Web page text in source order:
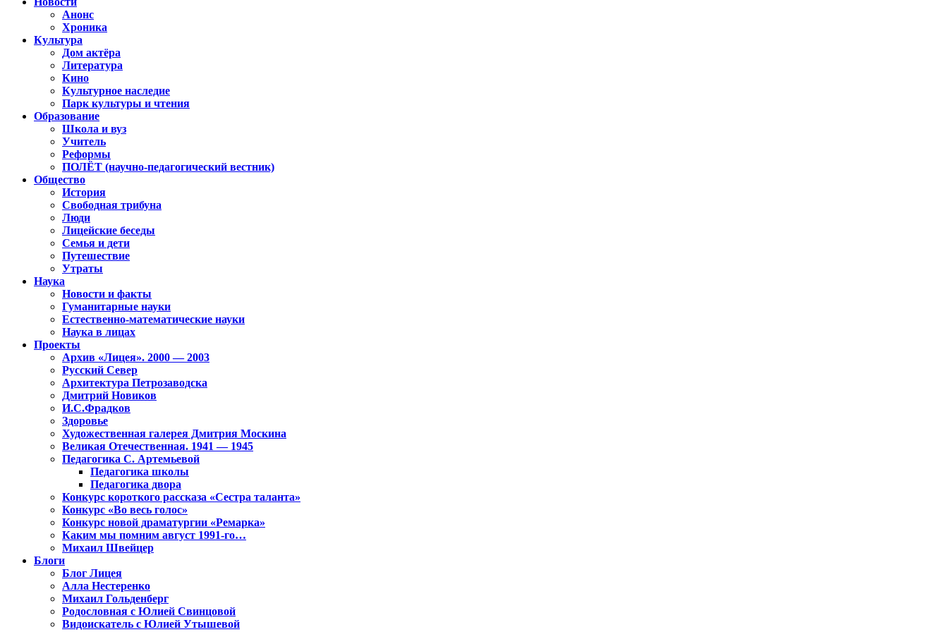
Анонс
Хроника
Культура
Дом актёра
Литература
Кино
Культурное наследие
Парк культуры и чтения
Образование
Школа и вуз
Учитель
Реформы
ПОЛЁТ (научно-педагогический вестник)
Общество
История
Свободная трибуна
Люди
Лицейские беседы
Семья и дети
Путешествие
Утраты
Наука
Новости и факты
Гуманитарные науки
Естественно-математические науки
Наука в лицах
Проекты
Архив «Лицея». 2000 — 2003
Русский Север
Архитектура Петрозаводска
Дмитрий Новиков
И.С.Фрадков
Здоровье
Художественная галерея Дмитрия Москина
Великая Отечественная. 1941 — 1945
Педагогика С. Артемьевой
Педагогика школы
Педагогика двора
Конкурс короткого рассказа «Сестра таланта»
Конкурс «Во весь голос»
Конкурс новой драматургии «Ремарка»
Каким мы помним август 1991-го…
Михаил Швейцер
Блоги
Блог Лицея
Алла Нестеренко
Михаил Гольденберг
Родословная с Юлией Свинцовой
Видоискатель с Юлией Утышевой